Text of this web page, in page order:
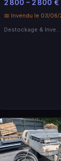
2 800 – 2 800 €
📅 Invendu le 03/06/
Destockage & Invendus